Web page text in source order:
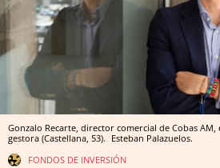
Gonzalo Recarte, director comercial de Cobas AM,
gestora (Castellana, 53). Esteban Palazuelos.
FONDOS DE INVERSIÓN